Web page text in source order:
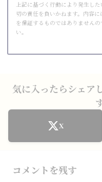
上記に基づく行動により発生し
切の責任を負いかねます。内容
を保証するものではありません
い。
気に入ったらシェア
X
コメントを残す